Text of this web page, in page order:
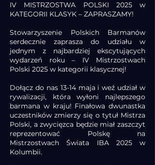
IV MISTRZOSTWA POLSKI 2025 w
KATEGORII KLASYK – ZAPRASZAMY!
Stowarzyszenie Polskich Barmanów
serdecznie zaprasza do udziału w
jednym z najbardziej ekscytujących
wydarzeń roku – IV Mistrzostwach
Polski 2025 w kategorii klasycznej!
Dołącz do nas 13-14 maja i weź udział w
rywalizacji, która wyłoni najlepszego
barmana w kraju! Finałowa dwunastka
uczestników zmierzy się o tytuł Mistrza
Polski, a zwycięzca będzie miał zaszczyt
reprezentować Polskę na
Mistrzostwach Świata IBA 2025 w
Kolumbii.